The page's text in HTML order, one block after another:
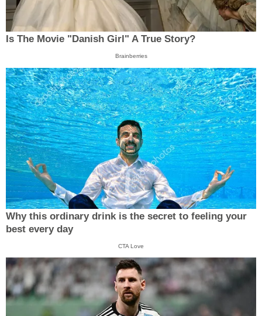
Is The Movie "Danish Girl" A True Story?
Brainberries
Why this ordinary drink is the secret to feeling your
best every day
CTA Love